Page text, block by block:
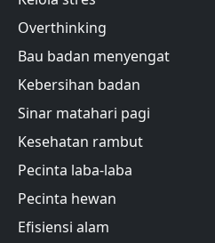
Overthinking
Bau badan menyengat
Kebersihan badan
Sinar matahari pagi
Kesehatan rambut
Pecinta laba-laba
Pecinta hewan
Efisiensi alam